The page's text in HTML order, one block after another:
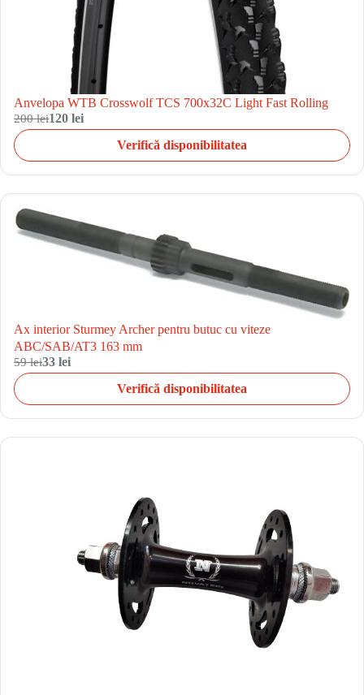
Anvelopa WTB Crosswolf TCS 700x32C Light Fast Rolling
200 lei120 lei
Verifică disponibilitatea
Ax interior Sturmey Archer pentru butuc cu viteze
ABC/SAB/AT3 163 mm
59 lei33 lei
Verifică disponibilitatea